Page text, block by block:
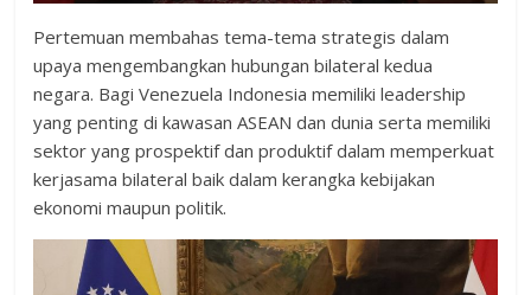
Pertemuan membahas tema-tema strategis dalam
upaya mengembangkan hubungan bilateral kedua
negara. Bagi Venezuela Indonesia memiliki leadership
yang penting di kawasan ASEAN dan dunia serta memiliki
sektor yang prospektif dan produktif dalam memperkuat
kerjasama bilateral baik dalam kerangka kebijakan
ekonomi maupun politik.